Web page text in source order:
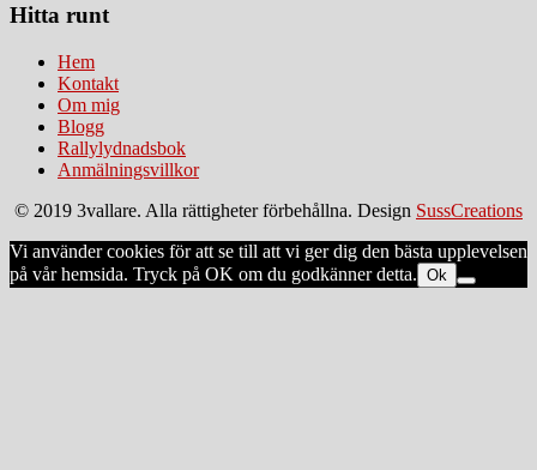
Hitta runt
Hem
Kontakt
Om mig
Blogg
Rallylydnadsbok
Anmälningsvillkor
© 2019 3vallare. Alla rättigheter förbehållna. Design SussCreations
Vi använder cookies för att se till att vi ger dig den bästa upplevelsen
på vår hemsida. Tryck på OK om du godkänner detta. Ok